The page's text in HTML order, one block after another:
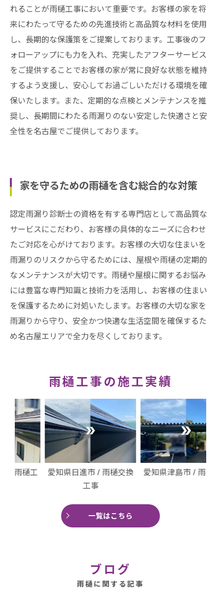
れることが雨樋工事において重要です。お客様の家を将
来にわたって守るための先進技術と高品質な材料を使用
し、長期的な保護策をご提案しております。工事後のフ
ォローアップにも力を入れ、充実したアフターサービス
をご提供することでお客様の家が常に良好な状態を維持
するよう支援し、安心してお過ごしいただける環境を確
保いたします。また、定期的な点検とメンテナンスを推
奨し、長期間にわたる雨漏りのない安定した快適さと安
全性を名古屋でご提供しております。
家を守るための雨樋を含む総合的な対策
認定雨漏り診断士の資格を有する専門店として高品質な
サービスにこだわり、お客様の具体的なニーズに合わせ
たご対応を心がけております。お客様の大切な住まいを
雨漏りのリスクから守るためには、屋根や雨樋の定期的
なメンテナンスが大切です。雨樋や屋根に関するお悩み
には豊富な専門知識と技術力を活用し、お客様の住まい
を保護するために対処いたします。お客様の大切な家を
雨漏りから守り、安全かつ快適な生活空間を確保するた
め名古屋エリアで全力を尽くしております。
雨樋工事の施工実績
愛知県日進市 / 雨樋交換
愛知県津島市 / 雨樋工事
一覧はこちら
ブログ
雨樋に関する記事